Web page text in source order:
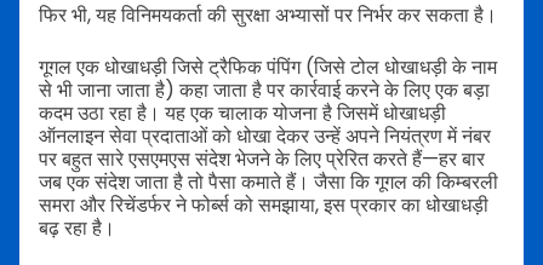
फिर भी, यह विनिमयकर्ता की सुरक्षा अभ्यासों पर निर्भर कर सकता है।
गूगल एक धोखाधड़ी जिसे ट्रैफिक पंपिंग (जिसे टोल धोखाधड़ी के नाम
से भी जाना जाता है) कहा जाता है पर कार्रवाई करने के लिए एक बड़ा
कदम उठा रहा है। यह एक चालाक योजना है जिसमें धोखाधड़ी
ऑनलाइन सेवा प्रदाताओं को धोखा देकर उन्हें अपने नियंत्रण में नंबर
पर बहुत सारे एसएमएस संदेश भेजने के लिए प्रेरित करते हैं—हर बार
जब एक संदेश जाता है तो पैसा कमाते हैं। जैसा कि गूगल की किम्बरली
समरा और रिचेंडर्फर ने फोर्ब्स को समझाया, इस प्रकार का धोखाधड़ी
बढ़ रहा है।